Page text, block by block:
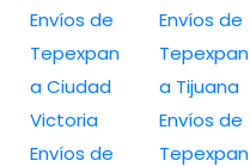
Envíos de
Tepexpan
a Ciudad
Victoria
Envíos de
Envíos de
Tepexpan
a Tijuana
Envíos de
Tepexpan